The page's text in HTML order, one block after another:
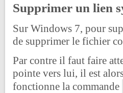
Supprimer un lien
Sur Windows 7, pour
de supprimer le fichier
Par contre il faut faire
pointe vers lui, il est
fonctionne la commande